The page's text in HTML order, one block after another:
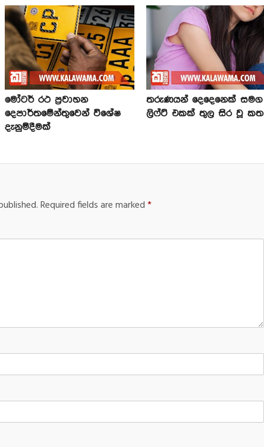
මෝටර් රථ ප්‍රවාහන
දෙපාර්තමේන්තුවෙන් විශේෂ
දැනුම්දීමක්
තරුණයන් දෙදෙනෙක් සමග
ලිෆ්ට් එකක් තුල සිර වූ කත
Required fields are marked*